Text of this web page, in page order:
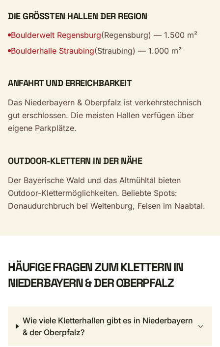
DIE GRÖSSTEN HALLEN DER REGION
Boulderwelt Regensburg(Regensburg) — 1.500 m²
Boulderhalle Straubing(Straubing) — 1.000 m²
ANFAHRT UND ERREICHBARKEIT
Das Niederbayern & Oberpfalz ist verkehrstechnisch
gut erschlossen. Die meisten Hallen verfügen über
eigene Parkplätze.
OUTDOOR-KLETTERN IN DER NÄHE
Der Bayerische Wald und das Altmühltal bieten
Outdoor-Klettermöglichkeiten. Beliebte Spots:
Donaudurchbruch bei Weltenburg, Felsen im Naabtal.
HÄUFIGE FRAGEN ZUM KLETTERN IN
NIEDERBAYERN & DER OBERPFALZ
Wie viele Kletterhallen gibt es in Niederbayern
& der Oberpfalz?